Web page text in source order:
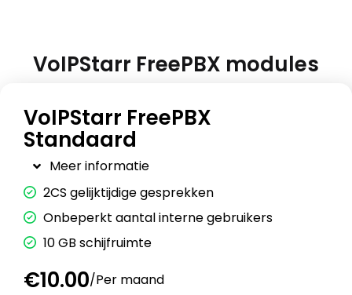
VoIPStarr FreePBX modules
VoIPStarr FreePBX
Standaard
Meer informatie
2CS gelijktijdige gesprekken
Onbeperkt aantal interne gebruikers
10 GB schijfruimte
€10.00/Per maand